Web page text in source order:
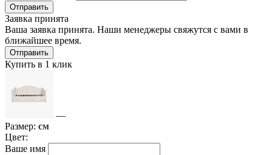
Отправить
Заявка принята
Ваша заявка принята. Наши менеджеры свяжутся с вами в
ближайшее время.
Отправить
Купить в 1 клик
—
Размер: см
Цвет:
Ваше имя